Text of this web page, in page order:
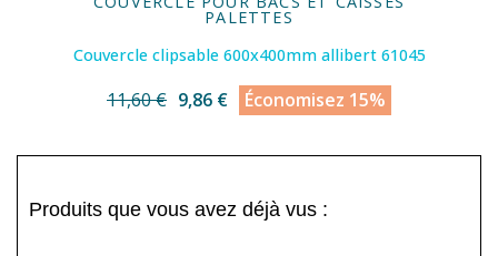
PALETTES
Couvercle clipsable 600x400mm allibert 61045
11,60 € 9,86 € Économisez 15%
Produits que vous avez déjà vus :